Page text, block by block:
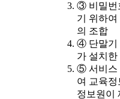
③ 비밀번
기 위하
의 조합
④ 단말기
가 설치한
⑤ 서비스
여 교육
정보원이